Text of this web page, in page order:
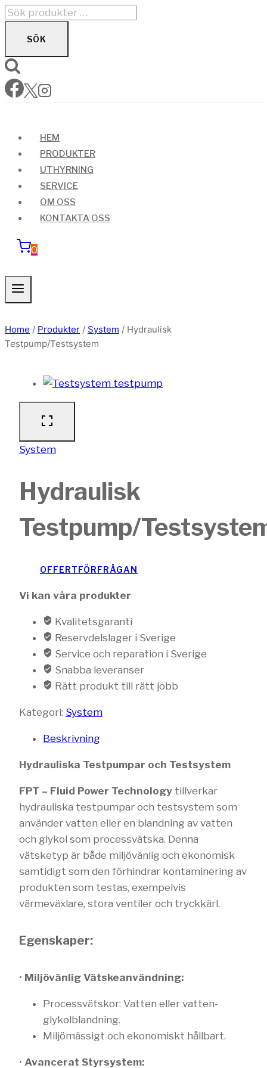
Skip
content
Sök
SÖK
HEM
PRODUKTER
UTHYRNING
SERVICE
OM OSS
KONTAKTA OSS
0
Home / Produkter / System / Hydraulisk
Testpump/Testsystem
System
Hydraulisk
Testpump/
OFFERTFÖRFRÅGAN
Vi kan våra produkter
Kvalitetsgaranti
Reservdelslager i Sverige
Service och reparation i Sverige
Snabba leveranser
Rätt produkt till rätt jobb
Kategori: System
Beskrivning
Hydrauliska Testpumpar och Testsystem
FPT – Fluid Power Technology tillverkar
hydrauliska testpumpar och testsystem som
använder vatten eller en blandning av vatten
och glykol som processvätska. Denna
vätsketyp är både miljövänlig och ekonomisk
samtidigt som den förhindrar kontaminering av
produkten som testas, exempelvis
värmeväxlare, stora ventiler och tryckkärl.
Egenskaper:
• Miljövänlig Vätskeanvändning:
Processvätskor: Vatten eller vatten-
glykolblandning.
Miljömässigt och ekonomiskt hållbart.
• Avancerat Styrsystem: